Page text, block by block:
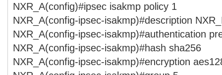
NXR_A(config)#ipsec isakmp policy 1
NXR_A(config-ipsec-isakmp)#description
NXR_A(config-ipsec-isakmp)#authentication
NXR_A(config-ipsec-isakmp)#hash sha256
NXR_A(config-ipsec-isakmp)#encryption